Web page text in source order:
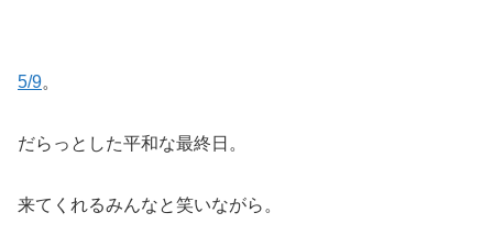
5/9。
だらっとした平和な最終日。
来てくれるみんなと笑いながら。